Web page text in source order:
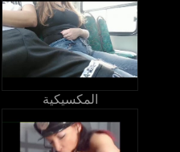
المكسيكية